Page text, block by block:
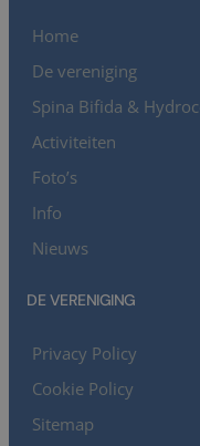
Home
De vereniging
Spina Bifida &
Activiteiten
Foto’s
Info
Nieuws
DE VERENIGING
Privacy Policy
Cookie Policy
Sitemap